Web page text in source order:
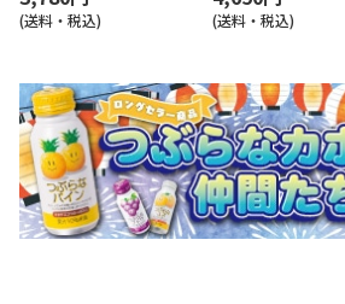
(送料・税込) (送料・税込)